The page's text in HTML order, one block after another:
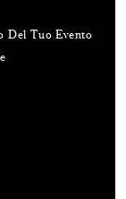
Del Tuo Evento